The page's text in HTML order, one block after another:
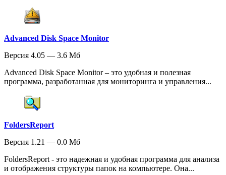
Advanced Disk Space Monitor
Версия 4.05 — 3.6 Мб
Advanced Disk Space Monitor – это удобная и полезная
программа, разработанная для мониторинга и управления...
FoldersReport
Версия 1.21 — 0.0 Мб
FoldersReport - это надежная и удобная программа для анализа
и отображения структуры папок на компьютере. Она...